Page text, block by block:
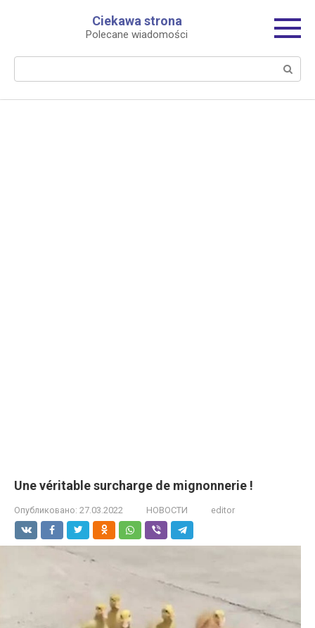
Ciekawa strona
Polecane wiadomości
Une véritable surcharge de mignonnerie !
Опубликовано: 27.03.2022 НОВОСТИ editor